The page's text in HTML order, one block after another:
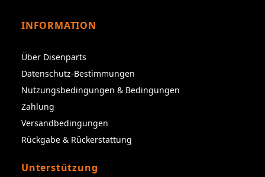
INFORMATION
Über Disenparts
Datenschutz-Bestimmungen
Nutzungsbedingungen & Bedingungen
Zahlung
Versandbedingungen
Rückgabe & Rückerstattung
Unterstützung